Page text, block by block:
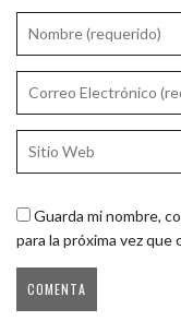
Guarda mi nombre,
para la próxima vez que